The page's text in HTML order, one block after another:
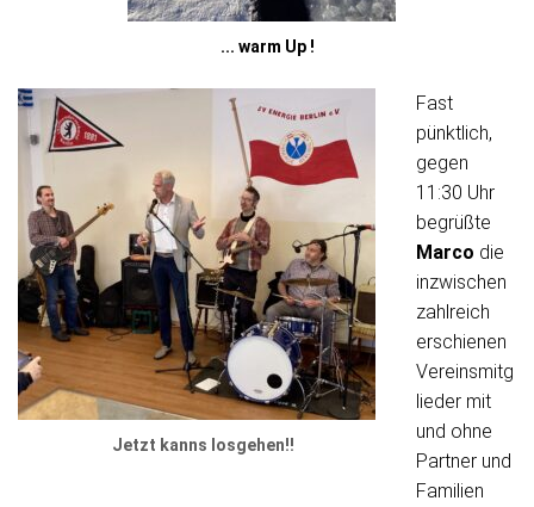
... warm Up !
Jetzt kanns losgehen!!
Fast
pünktlich,
gegen
11:30 Uhr
begrüßte
Marco die
inzwischen
zahlreich
erschienen
Vereinsmitg
lieder mit
und ohne
Partner und
Familien